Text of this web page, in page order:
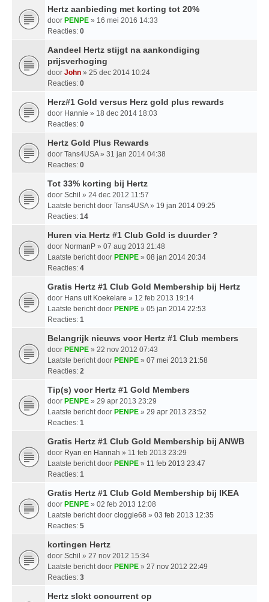
Hertz aanbieding met korting tot 20%
door PENPE » 16 mei 2016 14:33
Reacties: 0
Aandeel Hertz stijgt na aankondiging
prijsverhoging
door John » 25 dec 2014 10:24
Reacties: 0
Herz#1 Gold versus Herz gold plus rewards
door Hannie » 18 dec 2014 18:03
Reacties: 0
Hertz Gold Plus Rewards
door Tans4USA» 31 jan 2014 04:38
Reacties: 0
Tot 33% korting bij Hertz
door Schil » 24 dec 2012 11:57
Laatste bericht door Tans4USA» 19 jan 2014 09:25
Reacties: 14
Huren via Hertz #1 Club Gold is duurder ?
door NormanP » 07 aug 2013 21:48
Laatste bericht door PENPE » 08 jan 2014 20:34
Reacties: 4
Gratis Hertz #1 Club Gold Membership bij Hertz
door Hans uit Koekelare » 12 feb 2013 19:14
Laatste bericht door PENPE » 05 jan 2014 22:53
Reacties: 1
Belangrijk nieuws voor Hertz #1 Club members
door PENPE » 22 nov 2012 07:43
Laatste bericht door PENPE » 07 mei 2013 21:58
Reacties: 2
Tip(s) voor Hertz #1 Gold Members
door PENPE » 29 apr 2013 23:29
Laatste bericht door PENPE » 29 apr 2013 23:52
Reacties: 1
Gratis Hertz #1 Club Gold Membership bij ANWB
door Ryan en Hannah » 11 feb 2013 23:29
Laatste bericht door PENPE » 11 feb 2013 23:47
Reacties: 1
Gratis Hertz #1 Club Gold Membership bij IKEA
door PENPE » 02 feb 2013 12:08
Laatste bericht door cloggie68 » 03 feb 2013 12:35
Reacties: 5
kortingen Hertz
door Schil » 27 nov 2012 15:34
Laatste bericht door PENPE » 27 nov 2012 22:49
Reacties: 3
Hertz slokt concurrent op